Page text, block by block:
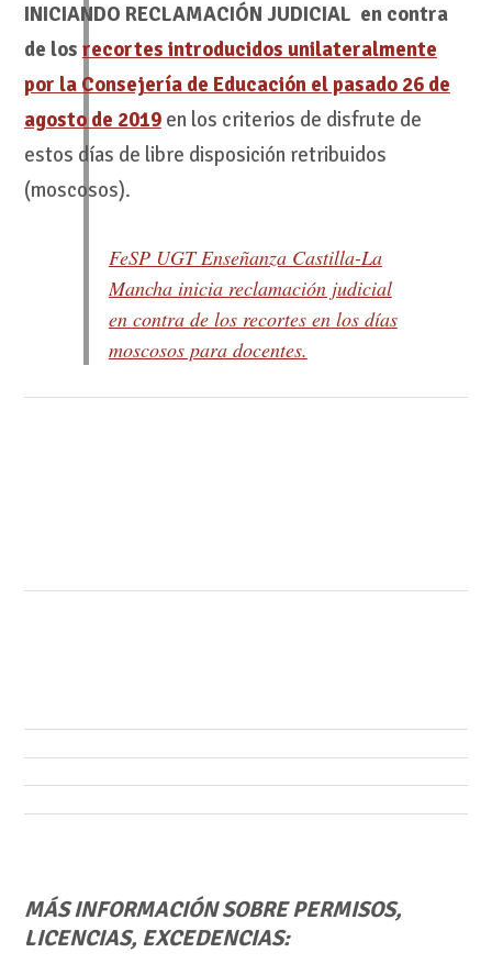
INICIANDO RECLAMACIÓN JUDICIAL en contra
de los recortes introducidos unilateralmente
por la Consejería de Educación el pasado 26 de
agosto de 2019en los criterios de disfrute de
estos días de libre disposición retribuidos
(moscosos).
FeSP UGT Enseñanza Castilla-La
Mancha inicia reclamación judicial
en contra de los recortes en los días
moscosos para docentes.
MÁS INFORMACIÓN SOBRE PERMISOS,
LICENCIAS, EXCEDENCIAS: